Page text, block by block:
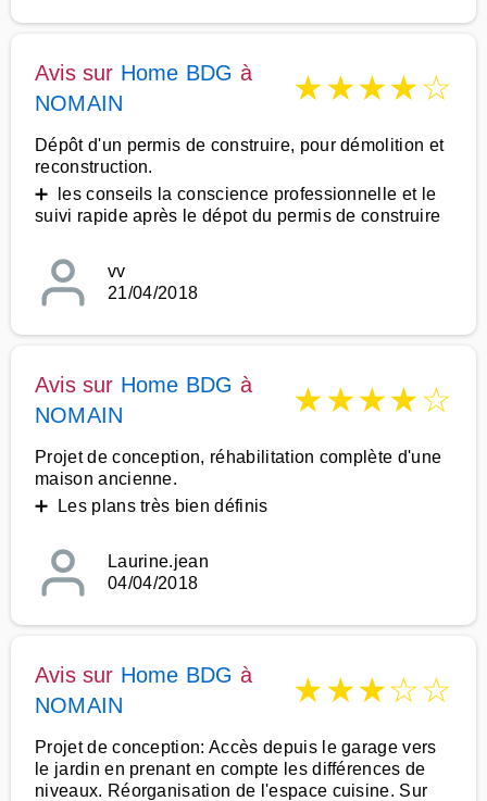
Avis sur Home BDG à
NOMAIN
★★★★☆
Dépôt d'un permis de construire, pour démolition et
reconstruction.
➕ les conseils la conscience professionnelle et le
suivi rapide après le dépot du permis de construire
vv
21/04/2018
Avis sur Home BDG à
NOMAIN
★★★★☆
Projet de conception, réhabilitation complète d'une
maison ancienne.
➕ Les plans très bien définis
Laurine.jean
04/04/2018
Avis sur Home BDG à
NOMAIN
★★★☆☆
Projet de conception: Accès depuis le garage vers
le jardin en prenant en compte les différences de
niveaux. Réorganisation de l'espace cuisine. Sur